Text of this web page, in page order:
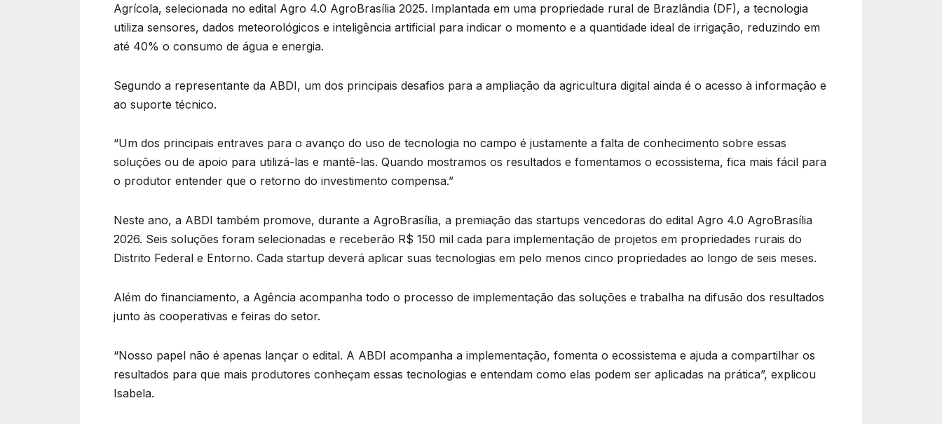
Agrícola, selecionada no edital Agro 4.0 AgroBrasília 2025. Implantada em uma propriedade rural de Brazlândia (DF), a tecnologia
utiliza sensores, dados meteorológicos e inteligência artificial para indicar o momento e a quantidade ideal de irrigação, reduzindo em
até 40% o consumo de água e energia.
Segundo a representante da ABDI, um dos principais desafios para a ampliação da agricultura digital ainda é o acesso à informação e
ao suporte técnico.
“Um dos principais entraves para o avanço do uso de tecnologia no campo é justamente a falta de conhecimento sobre essas
soluções ou de apoio para utilizá-las e mantê-las. Quando mostramos os resultados e fomentamos o ecossistema, fica mais fácil para
o produtor entender que o retorno do investimento compensa.”
Neste ano, a ABDI também promove, durante a AgroBrasília, a premiação das startups vencedoras do edital Agro 4.0 AgroBrasília
2026. Seis soluções foram selecionadas e receberão R$ 150 mil cada para implementação de projetos em propriedades rurais do
Distrito Federal e Entorno. Cada startup deverá aplicar suas tecnologias em pelo menos cinco propriedades ao longo de seis meses.
Além do financiamento, a Agência acompanha todo o processo de implementação das soluções e trabalha na difusão dos resultados
junto às cooperativas e feiras do setor.
“Nosso papel não é apenas lançar o edital. A ABDI acompanha a implementação, fomenta o ecossistema e ajuda a compartilhar os
resultados para que mais produtores conheçam essas tecnologias e entendam como elas podem ser aplicadas na prática”, explicou
Isabela.